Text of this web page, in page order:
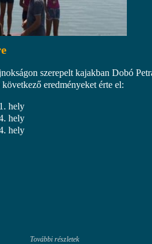
szerepelt kajakban Dobó
eredményeket érte el:
hely
hely
hely
További részletek